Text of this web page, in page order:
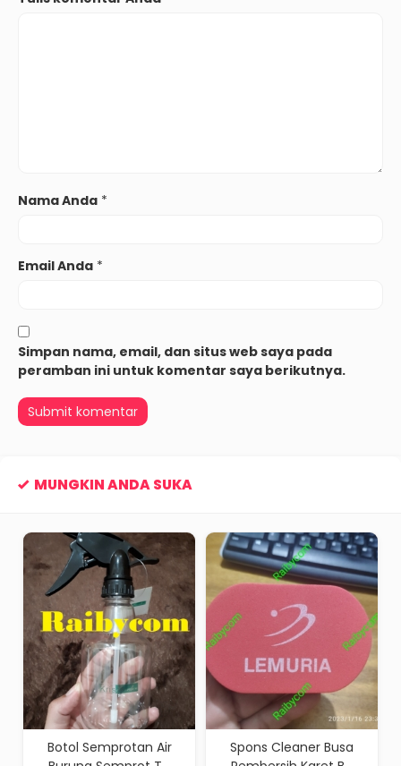
Nama Anda *
Email Anda *
Simpan nama, email, dan situs web saya pada
peramban ini untuk komentar saya berikutnya.
MUNGKIN ANDA SUKA
Spons Cleaner Busa
Planter Bag 500 Liter